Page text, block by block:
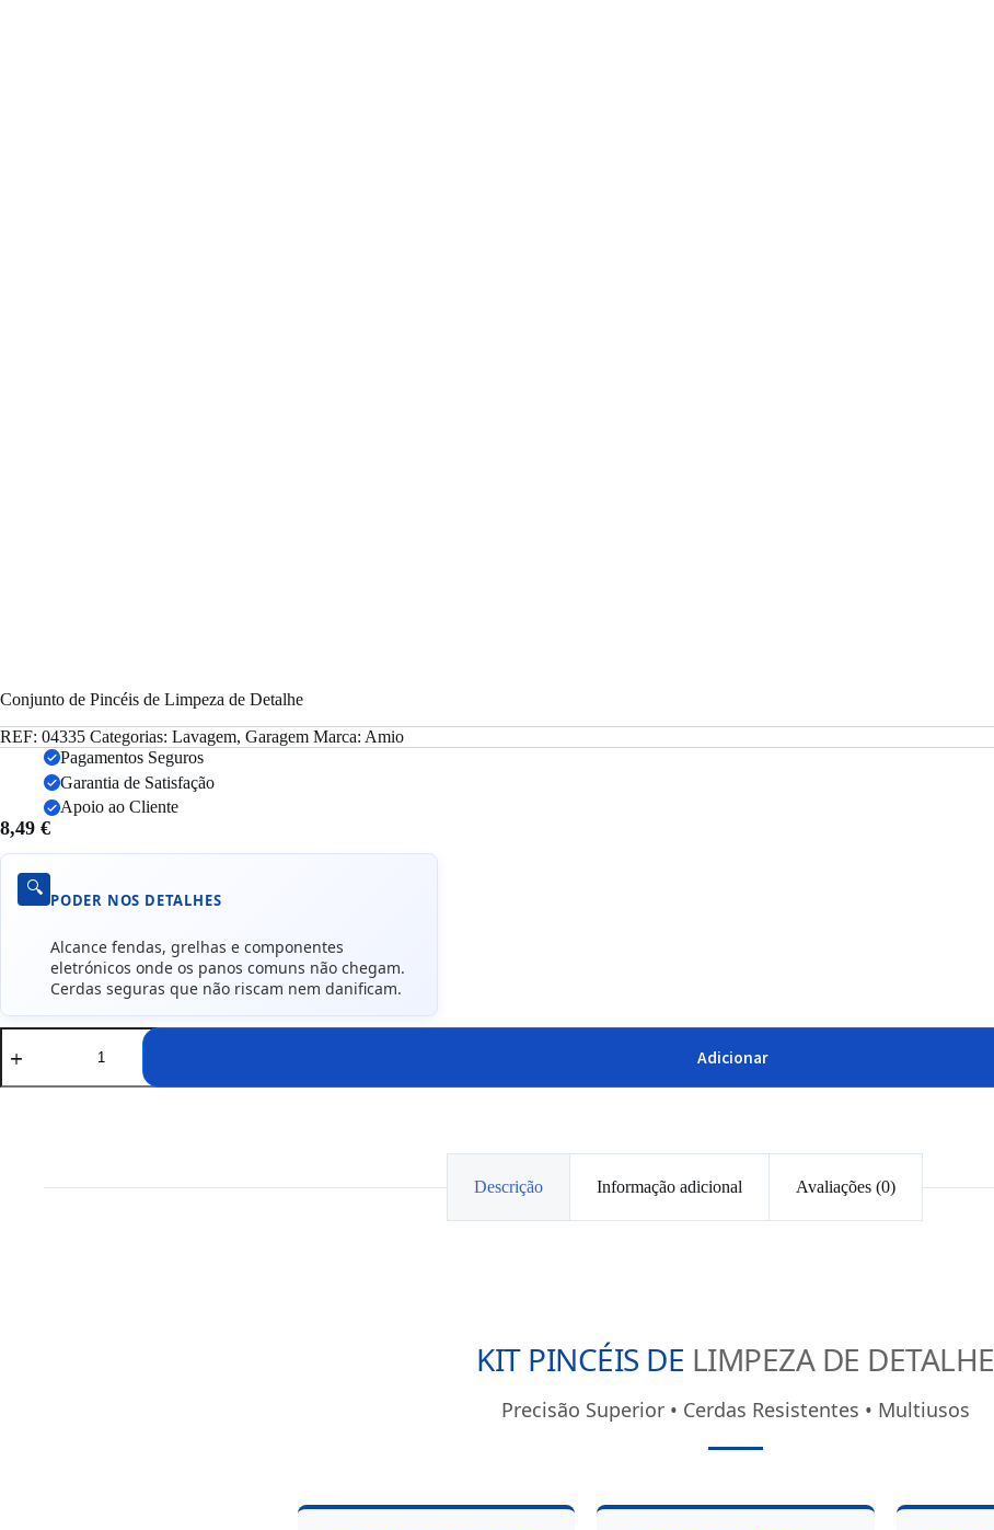
Conjunto de Pincéis de Limpeza de Detalhe
REF: 04335 Categorias: Lavagem, Garagem Marca: Amio
Pagamentos Seguros
Garantia de Satisfação
Apoio ao Cliente
8,49 €
🔍
PODER NOS DETALHES
Alcance fendas, grelhas e componentes
eletrónicos onde os panos comuns não chegam.
Cerdas seguras que não riscam nem danificam.
Quantidade
de
de
Detalhe
Adicionar
Descrição Informação adicional Avaliações (0)
KIT PINCÉIS DE LIMPEZA DE DETALHE
Precisão Superior • Cerdas Resistentes • Multiusos